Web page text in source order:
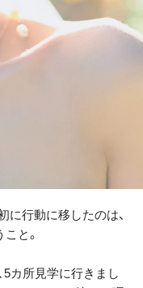
に行動に移したのは、
と。
5カ所見学に行きまし